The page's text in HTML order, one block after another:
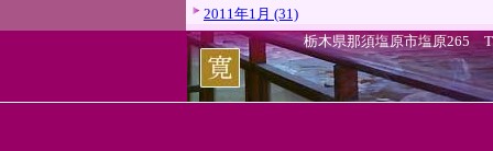
2011年1月 (31)
栃木県那須塩原市塩原265